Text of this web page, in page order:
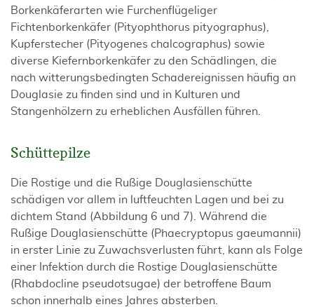
Borkenkäferarten wie Furchenflügeliger
Fichtenborkenkäfer (Pityophthorus pityographus),
Kupferstecher (Pityogenes chal­co­­graphus) sowie
diverse Kiefernborkenkäfer zu den Schädlingen, die
nach witterungsbedingten Schadereignissen häufig an
Douglasie zu finden sind und in Kulturen und
Stangenhölzern zu erheblichen Ausfällen führen.
Schüttepilze
Die Rostige und die Rußige Douglasienschütte
schädigen vor allem in luftfeuchten Lagen und bei zu
dichtem Stand (Abbildung 6 und 7). Während die
Rußige Douglasienschütte (Phaecryptopus gaeumannii)
in erster Linie zu Zuwachsver­lusten führt, kann als Folge
einer Infektion durch die Rostige Douglasienschütte
(Rhabdocline pseudot­sugae) der betroffene Baum
schon innerhalb eines Jahres absterben.